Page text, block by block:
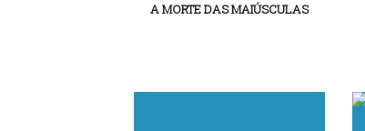
A MORTE DAS MAIÚSCULAS